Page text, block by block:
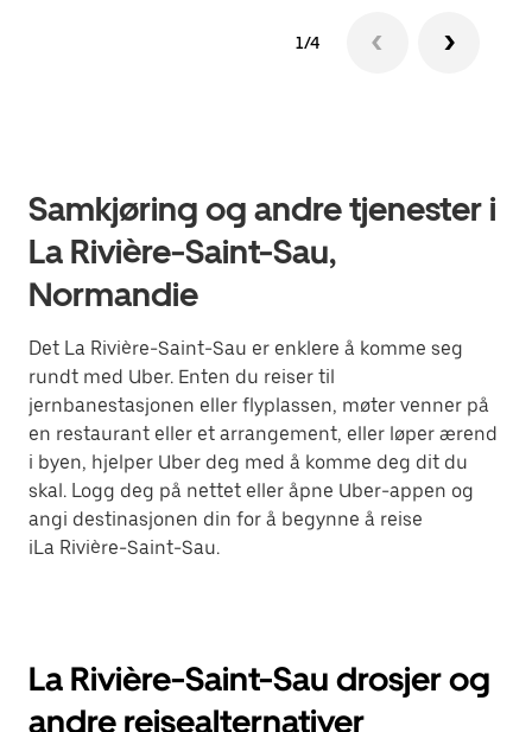
1/4
Samkjøring og andre tjenester i
La Rivière-Saint-Sau,
Normandie
Det La Rivière-Saint-Sau er enklere å komme seg
rundt med Uber. Enten du reiser til
jernbanestasjonen eller flyplassen, møter venner på
en restaurant eller et arrangement, eller løper ærend
i byen, hjelper Uber deg med å komme deg dit du
skal. Logg deg på nettet eller åpne Uber-appen og
angi destinasjonen din for å begynne å reise
iLa Rivière-Saint-Sau.
La Rivière-Saint-Sau drosjer og
andre reisealternativer